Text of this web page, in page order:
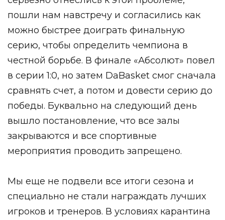
пошли нам навстречу и согласились как
можно быстрее доиграть финальную
серию, чтобы определить чемпиона в
честной борьбе. В финале «Абсолют» повел
в серии 1:0, но затем DaBasket смог сначала
сравнять счет, а потом и довести серию до
победы. Буквально на следующий день
вышло постановление, что все залы
закрываются и все спортивные
мероприятия проводить запрещено.
Мы еще не подвели все итоги сезона и
специально не стали награждать лучших
игроков и тренеров. В условиях карантина